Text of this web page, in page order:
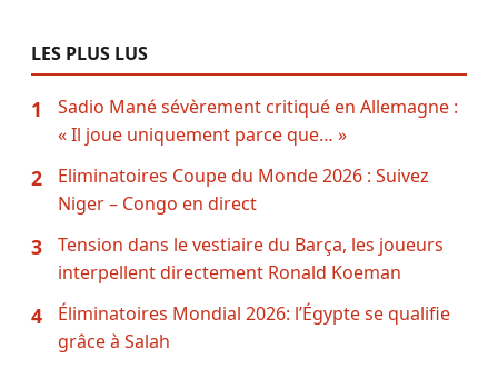
LES PLUS LUS
1
Sadio Mané sévèrement critiqué en Allemagne :
« Il joue uniquement parce que… »
2
Eliminatoires Coupe du Monde 2026 : Suivez
Niger – Congo en direct
3
Tension dans le vestiaire du Barça, les joueurs
interpellent directement Ronald Koeman
4
Éliminatoires Mondial 2026: l’Égypte se qualifie
grâce à Salah